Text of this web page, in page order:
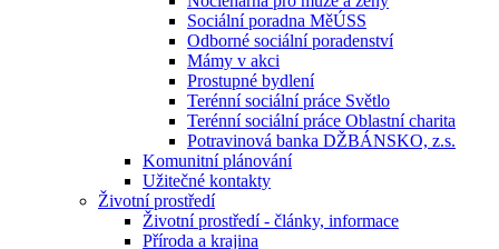
Sociální poradna MěÚSS
Odborné sociální poradenství
Mámy v akci
Prostupné bydlení
Terénní sociální práce Světlo
Terénní sociální práce Oblastní charita
Potravinová banka DŽBÁNSKO, z.s.
Komunitní plánování
Užitečné kontakty
Životní prostředí
Životní prostředí - články, informace
Příroda a krajina